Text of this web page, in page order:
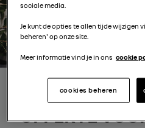
ONTVANG
OFFERTE
sociale media.
Je kunt de opties te allen tijde wijzigen
beheren' op onze site.
Meer informatie vind je in ons cookie
cookies beheren